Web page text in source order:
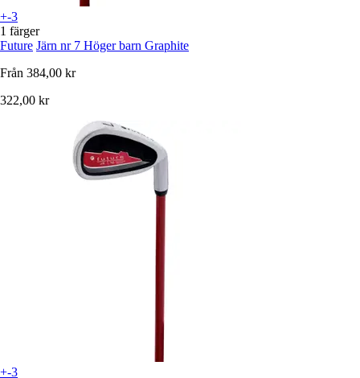
+-3
1 färger
Future Järn nr 7 Höger barn Graphite
Från 384,00 kr
322,00 kr
+-3